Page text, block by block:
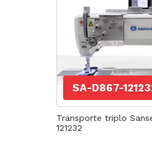
SA-D867-
Transporte triplo
121232